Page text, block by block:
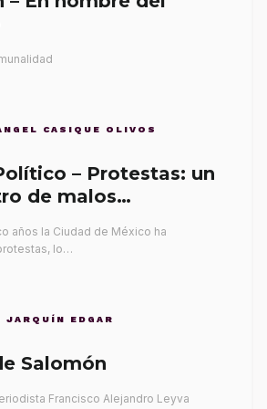
CASIQUE OLIVOS
– Protestas: un
de malos
años la Ciudad de México ha
lo…
JARQUÍN EDGAR
Salomón
Francisco Alejandro Leyva